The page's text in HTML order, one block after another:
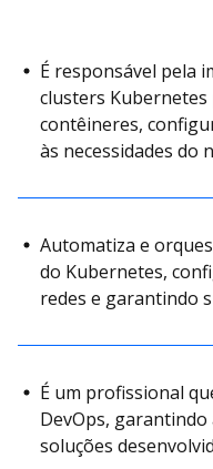
É responsável pela
clusters
contêineres,
às necessidades do
Automatiza e
do Kubernetes,
redes e garantindo
É um profissional
DevOps,
soluções